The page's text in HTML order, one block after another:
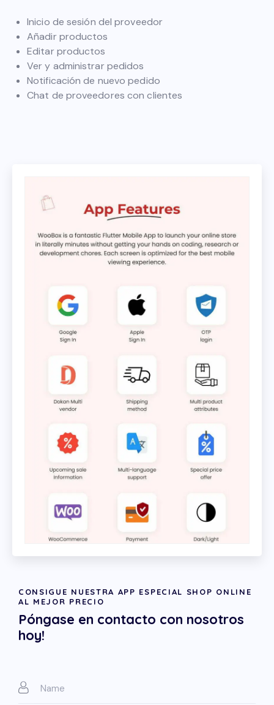
Inicio de sesión del proveedor
Añadir productos
Editar productos
Ver y administrar pedidos
Notificación de nuevo pedido
Chat de proveedores con clientes
CONSIGUE NUESTRA APP ESPECIAL SHOP ONLINE
AL MEJOR PRECIO
Póngase en contacto con nosotros
hoy!